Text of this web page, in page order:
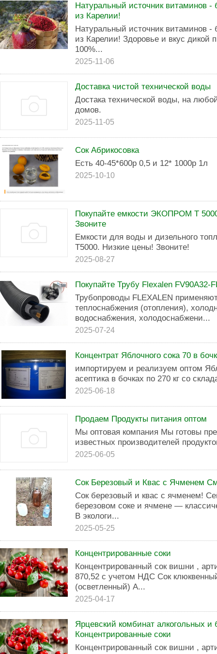
Натуральный источник витаминов -
из Карелии!
Натуральный источник витаминов -
из Карелии! Здоровье и вкус дикой
100%...
2025-11-06
Доставка чистой технической воды
Достака технической воды, на
домов.
2025-11-05
Сок Абрикосовка
Есть 40-45*600р 0,5 и 12* 1000р 1л
2025-10-10
Покупайте емкости ЭКОПРОМ Т
Звоните
Емкости для воды и дизельного
Т5000. Низкие цены! Звоните!
2025-08-27
Покупайте Трубу Flexalen FV90A32-
Трубопроводы FLEXALEN
теплоснабжения (отопления),
водоснабжения, холодоснабжени...
2025-07-24
Концентрат Яблочного сока 70 в
импортируем и реализуем оптом
асептика в бочках по 270 кг со
2025-06-18
Продаем Продукты питания оптом
Мы оптовая компания Мы готовы
известных производителей
2025-06-05
Сок Березовый и Квас с Ячменем
Сок березовый и квас с ячменем!
березовом соке и ячмене —
В экологи...
2025-05-25
Концентрированные соки
Концентрированный сок вишни ,
870,52 с учетом НДС Сок
(осветленный) А...
2025-04-17
Ярцевский комбинат алкогольных и
Концентрированные соки
Концентрированный сок вишни ,